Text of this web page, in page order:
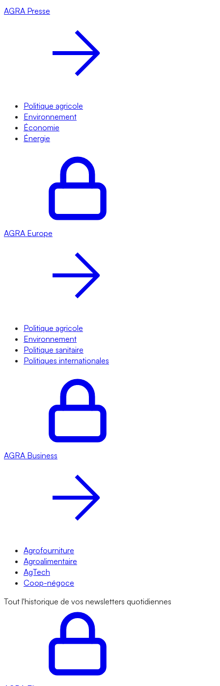
AGRA Presse
Politique agricole
Environnement
Économie
Énergie
AGRA Europe
Politique agricole
Environnement
Politique sanitaire
Politiques internationales
AGRA Business
Agrofourniture
Agroalimentaire
AgTech
Coop-négoce
Tout l'historique de vos newsletters quotidiennes